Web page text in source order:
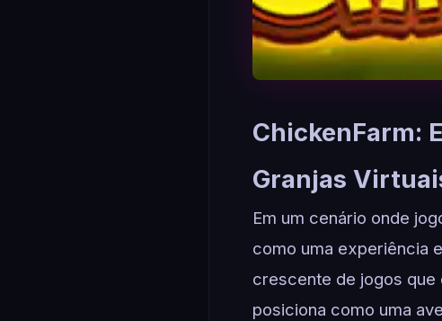
ChickenFarm:
Granjas
Em um cenário onde
como uma experiência
crescente de jogos que
posiciona como uma